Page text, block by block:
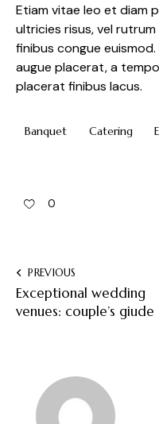
Etiam vitae leo et diam
ultricies risus, vel
finibus congue
augue placerat, a
placerat finibus lacus.
Banquet Catering
0
Navigation
de
l’article
PREVIOUS
Exceptional wedding
venues: couple’s giude